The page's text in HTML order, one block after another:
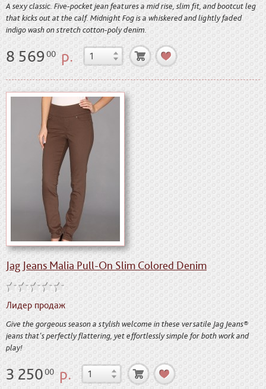
A sexy classic. Five-pocket jean features a mid rise, slim fit, and bootcut leg
that kicks out at the calf. Midnight Fog is a whiskered and lightly faded
indigo wash on stretch cotton-poly denim.
8 56900 р.
Jag Jeans Malia Pull-On Slim Colored Denim
Лидер продаж
Give the gorgeous season a stylish welcome in these versatile Jag Jeans®
jeans that's perfectly flattering, yet effortlessly simple for both work and
play!
3 25000 р.